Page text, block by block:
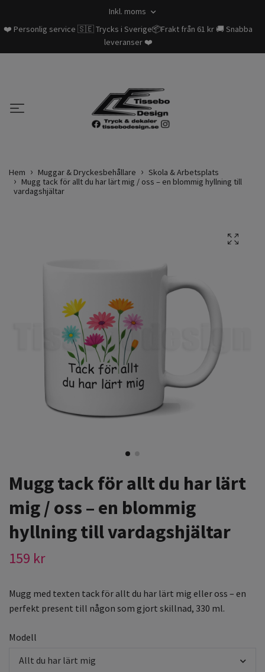
Inkl. moms
❤️ Personlig service 🇸🇪 Trycks i Sverige📦Frakt från 61 kr 🚚 Snabba
leveranser ❤️
Hem Muggar & Dryckesbehållare
Skola & Arbetsplats
Mugg tack för allt du har lärt mig / oss – en blommig hyllning till
vardagshjältar
Mugg tack för allt du har lärt
mig / oss – en blommig
hyllning till vardagshjältar
159 kr
Mugg med texten tack för allt du har lärt mig eller oss – en
perfekt present till någon som gjort skillnad, 330 ml.
Modell
Allt du har lärt mig